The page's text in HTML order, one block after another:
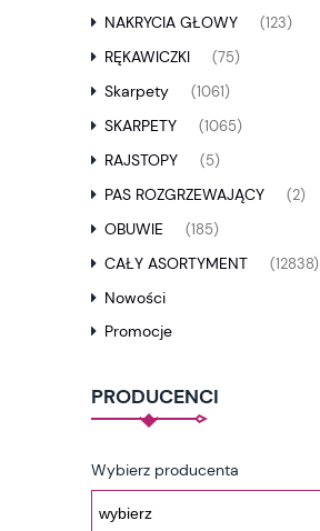
NAKRYCIA GŁOWY (123)
RĘKAWICZKI (75)
Skarpety (1061)
SKARPETY (1065)
RAJSTOPY (5)
PAS ROZGRZEWAJĄCY (2)
OBUWIE (185)
CAŁY ASORTYMENT (12838)
Nowości
Promocje
PRODUCENCI
Wybierz producenta